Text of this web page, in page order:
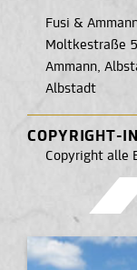
Fusi &
Moltkestraße
Ammann,
Albstadt
COPYRIGHT-
Copyright alle